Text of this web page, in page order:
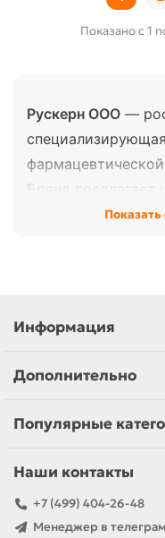
Показано с 1
Рускерн ООО —
Бренд предлагает
средств для
как среди
Масла:
Гигиенические
Соль для ванн:
Информация
Дополнительно
Популярные
Наши контакты
+7 (499) 404-26-48
Менеджер в телеграм